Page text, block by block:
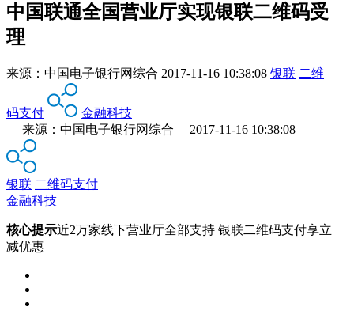
中国联通全国营业厅实现银联二维码受
理
来源： 中国电子银行网综合 2017-11-16 10:38:08 银联 二维
码支付
金融科技
来源：中国电子银行网综合 2017-11-16 10:38:08
银联 二维码支付
金融科技
核心提示近2万家线下营业厅全部支持 银联二维码支付享立
减优惠